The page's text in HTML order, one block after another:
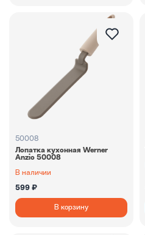
50008
Лопатка кухонная Werner
Anzio 50008
В наличии
599 ₽
В корзину